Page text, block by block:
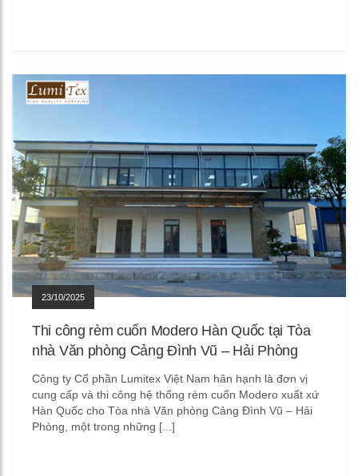
23/10/2025
Thi công rèm cuốn Modero Hàn Quốc tại Tòa
nhà Văn phòng Cảng Đình Vũ – Hải Phòng
Công ty Cổ phần Lumitex Việt Nam hân hạnh là đơn vị
cung cấp và thi công hệ thống rèm cuốn Modero xuất xứ
Hàn Quốc cho Tòa nhà Văn phòng Cảng Đình Vũ – Hải
Phòng, một trong những [...]